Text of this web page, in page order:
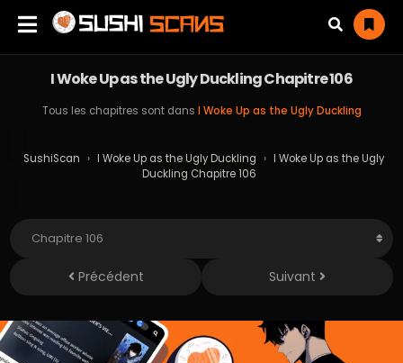
I Woke Up as the Ugly Duckling Chapitre 106
Tous les chapitres sont dans I Woke Up as the Ugly Duckling
SushiScan › I Woke Up as the Ugly Duckling › I Woke Up as the Ugly
Duckling Chapitre 106
Précédent Suivant